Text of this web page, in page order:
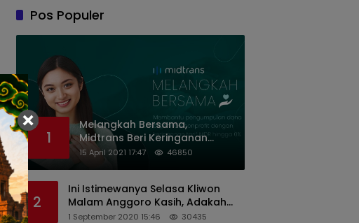
Pos Populer
1
Melangkah Bersama,
Midtrans Beri Keringanan
Biaya Transaksi ke Organisasi
15 April 2021 17:47 46850
2
Ini Istimewanya Selasa Kliwon
Malam Anggoro Kasih, Adakah
Kaitannya dengan Keputusan
1 September 2020 15:46 30435